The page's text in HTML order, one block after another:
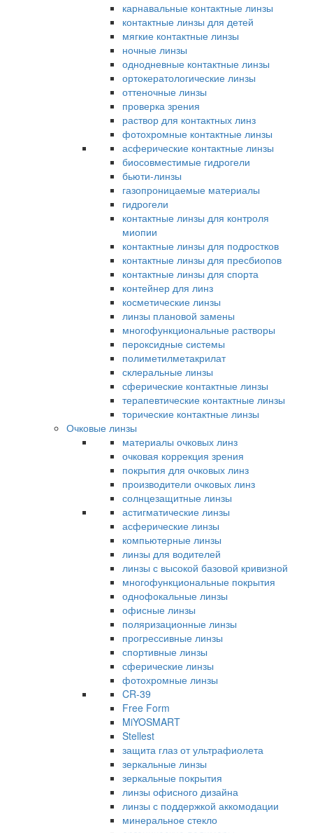
карнавальные контактные линзы
контактные линзы для детей
мягкие контактные линзы
ночные линзы
однодневные контактные линзы
ортокератологические линзы
оттеночные линзы
проверка зрения
раствор для контактных линз
фотохромные контактные линзы
асферические контактные линзы
биосовместимые гидрогели
бьюти-линзы
газопроницаемые материалы
гидрогели
контактные линзы для контроля
миопии
контактные линзы для подростков
контактные линзы для пресбиопов
контактные линзы для спорта
контейнер для линз
косметические линзы
линзы плановой замены
многофункциональные растворы
пероксидные системы
полиметилметакрилат
склеральные линзы
сферические контактные линзы
терапевтические контактные линзы
торические контактные линзы
Очковые линзы
материалы очковых линз
очковая коррекция зрения
покрытия для очковых линз
производители очковых линз
солнцезащитные линзы
астигматические линзы
асферические линзы
компьютерные линзы
линзы для водителей
линзы с высокой базовой кривизной
многофункциональные покрытия
однофокальные линзы
офисные линзы
поляризационные линзы
прогрессивные линзы
спортивные линзы
сферические линзы
фотохромные линзы
CR-39
Free Form
MiYOSMART
Stellest
защита глаз от ультрафиолета
зеркальные линзы
зеркальные покрытия
линзы офисного дизайна
линзы с поддержкой аккомодации
минеральное стекло